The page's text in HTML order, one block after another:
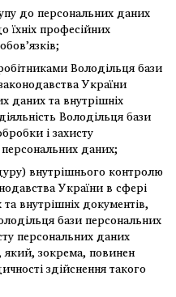
до персональних даних
їхніх професійних
Володільця бази
України
даних та внутрішніх
Володільця бази
і захисту
даних;
внутрішнього контролю
України в сфері
внутрішніх документів,
бази персональних
персональних даних
який, зокрема, повинен
здійснення такого